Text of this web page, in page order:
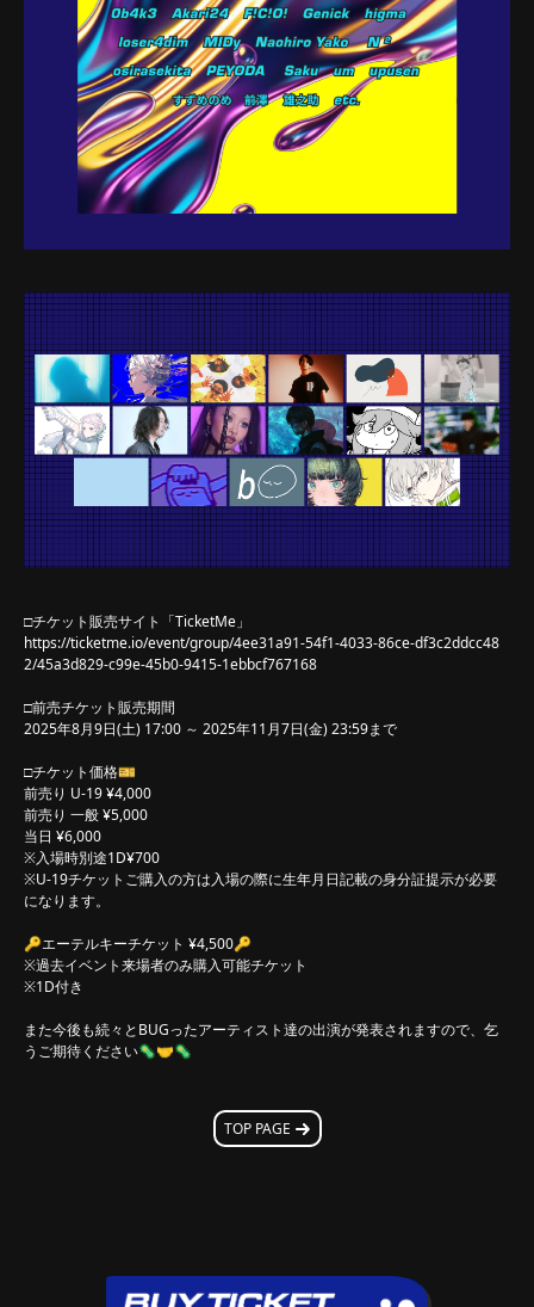
□チケット販売サイト「TicketMe」
https://ticketme.io/event/group/4ee31a91-54f1-4033-86ce-df3c2ddcc48
2/45a3d829-c99e-45b0-9415-1ebbcf767168
□前売チケット販売期間
2025年8月9日(土) 17:00 ～ 2025年11月7日(金) 23:59まで
□チケット価格🎫
前売り U-19 ¥4,000
前売り 一般 ¥5,000
当日 ¥6,000
※入場時別途1D¥700
※U-19チケットご購入の方は入場の際に生年月日記載の身分証提示が必要
になります。
🔑エーテルキーチケット ¥4,500🔑
※過去イベント来場者のみ購入可能チケット
※1D付き
また今後も続々とBUGったアーティスト達の出演が発表されますので、乞
うご期待ください🦠🤝🦠
TOP PAGE